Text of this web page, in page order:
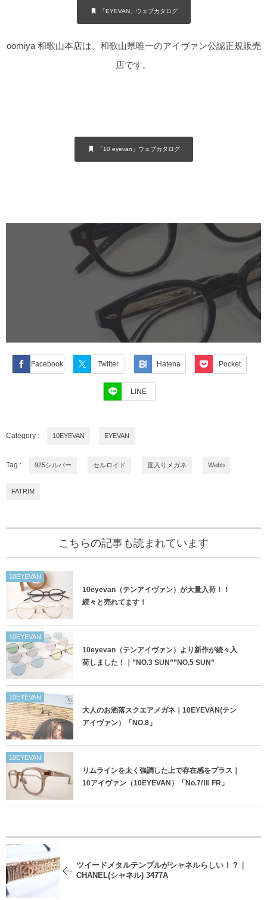
「EYEVAN」ウェブカタログ
oomiya 和歌山本店は、和歌山県唯一のアイヴァン公認正規販売
店です。
「10 eyevan」ウェブカタログ
Facebook Twitter Hatena Pocket
LINE
Category : 10EYEVAN EYEVAN
Tag : 925シルバー セルロイド 度入りメガネ Webb
FATRIM
こちらの記事も読まれています
10EYEVAN
10eyevan（テンアイヴァン）が大量入荷！！
続々と売れてます！
10EYEVAN
10eyevan（テンアイヴァン）より新作が続々入
荷しました！｜”NO.3 SUN””NO.5 SUN”
10EYEVAN
大人のお洒落スクエアメガネ｜10EYEVAN(テン
アイヴァン）「NO.8」
10EYEVAN
リムラインを太く強調した上で存在感をプラス｜
10アイヴァン（10EYEVAN）「No.7/Ⅲ FR」
ツイードメタルテンプルがシャネルらしい！？｜
CHANEL(シャネル) 3477A